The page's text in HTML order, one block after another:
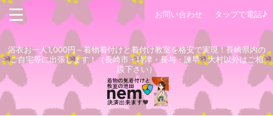
お問い合わせ タップで電話♪
浴衣お一人1,000円～着物着付けと着付け教室を格安で実現！長崎県内の
ご自宅等に出張します！（長崎市・時津・長与・諫早・大村以外はご相
談下さい）